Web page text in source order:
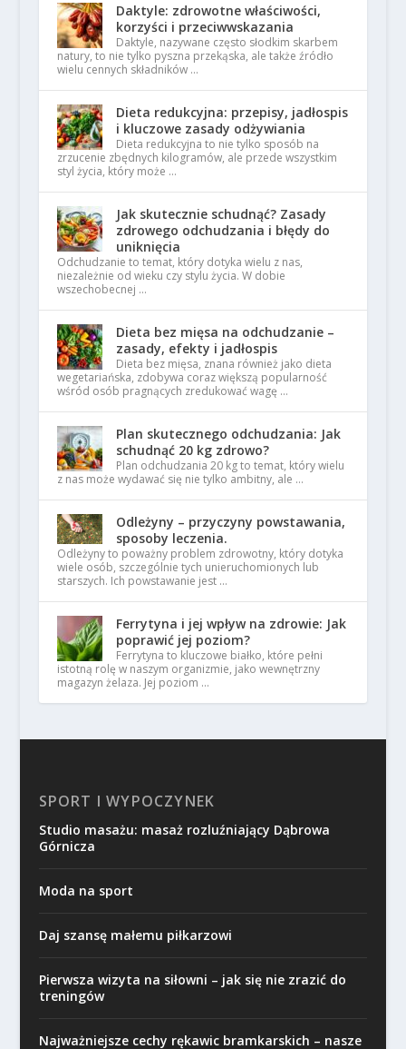
Daktyle: zdrowotne właściwości,
korzyści i przeciwwskazania
Daktyle, nazywane często słodkim skarbem
natury, to nie tylko pyszna przekąska, ale także źródło
wielu cennych składników …
Dieta redukcyjna: przepisy, jadłospis
i kluczowe zasady odżywiania
Dieta redukcyjna to nie tylko sposób na
zrzucenie zbędnych kilogramów, ale przede wszystkim
styl życia, który może …
Jak skutecznie schudnąć? Zasady
zdrowego odchudzania i błędy do
uniknięcia
Odchudzanie to temat, który dotyka wielu z nas,
niezależnie od wieku czy stylu życia. W dobie
wszechobecnej …
Dieta bez mięsa na odchudzanie –
zasady, efekty i jadłospis
Dieta bez mięsa, znana również jako dieta
wegetariańska, zdobywa coraz większą popularność
wśród osób pragnących zredukować wagę …
Plan skutecznego odchudzania: Jak
schudnąć 20 kg zdrowo?
Plan odchudzania 20 kg to temat, który wielu
z nas może wydawać się nie tylko ambitny, ale …
Odleżyny – przyczyny powstawania,
sposoby leczenia.
Odleżyny to poważny problem zdrowotny, który dotyka
wiele osób, szczególnie tych unieruchomionych lub
starszych. Ich powstawanie jest …
Ferrytyna i jej wpływ na zdrowie: Jak
poprawić jej poziom?
Ferrytyna to kluczowe białko, które pełni
istotną rolę w naszym organizmie, jako wewnętrzny
magazyn żelaza. Jej poziom …
SPORT I WYPOCZYNEK
Studio masażu: masaż rozluźniający Dąbrowa
Górnicza
Moda na sport
Daj szansę małemu piłkarzowi
Pierwsza wizyta na siłowni – jak się nie zrazić do
treningów
Najważniejsze cechy rękawic bramkarskich – nasze